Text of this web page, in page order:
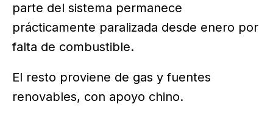
parte del sistema permanece
prácticamente paralizada desde enero por
falta de combustible.
El resto proviene de gas y fuentes
renovables, con apoyo chino.